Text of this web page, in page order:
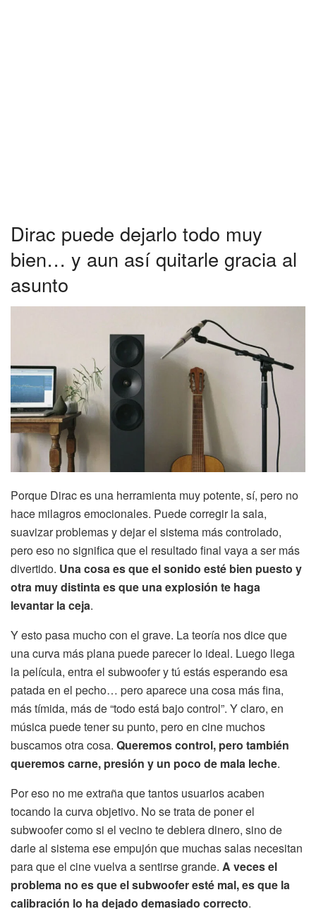
Dirac puede dejarlo todo muy
bien… y aun así quitarle gracia al
asunto
Porque Dirac es una herramienta muy potente, sí, pero no
hace milagros emocionales. Puede corregir la sala,
suavizar problemas y dejar el sistema más controlado,
pero eso no significa que el resultado final vaya a ser más
divertido. Una cosa es que el sonido esté bien puesto y
otra muy distinta es que una explosión te haga
levantar la ceja.
Y esto pasa mucho con el grave. La teoría nos dice que
una curva más plana puede parecer lo ideal. Luego llega
la película, entra el subwoofer y tú estás esperando esa
patada en el pecho… pero aparece una cosa más fina,
más tímida, más de “todo está bajo control”. Y claro, en
música puede tener su punto, pero en cine muchos
buscamos otra cosa. Queremos control, pero también
queremos carne, presión y un poco de mala leche.
Por eso no me extraña que tantos usuarios acaben
tocando la curva objetivo. No se trata de poner el
subwoofer como si el vecino te debiera dinero, sino de
darle al sistema ese empujón que muchas salas necesitan
para que el cine vuelva a sentirse grande. A veces el
problema no es que el subwoofer esté mal, es que la
calibración lo ha dejado demasiado correcto.